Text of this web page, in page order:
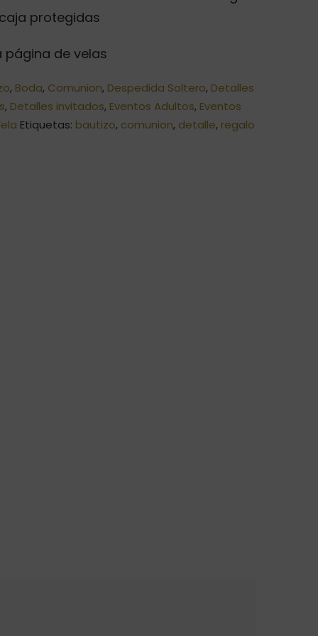
protegidas
de velas
, Boda, Comunion, Despedida Soltero, Detalles
, Detalles invitados, Eventos Adultos, Eventos
Etiquetas: bautizo, comunion, detalle, regalo